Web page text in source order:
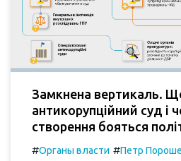
Замкнена вертикаль.
антикорупційний суд і
створення бояться
#Органы власти #Петр